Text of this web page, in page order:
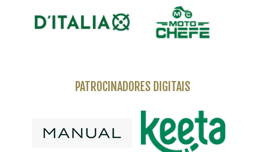
PATROCINADORES DIGITAIS